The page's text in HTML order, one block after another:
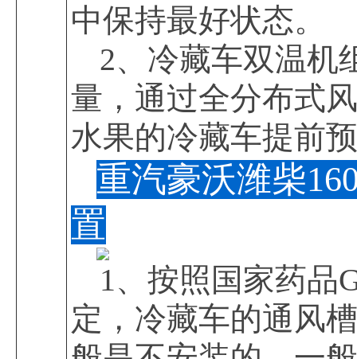
中保持最好状态。
2、冷藏车双温机
量，通过全分布式
水果的冷藏车提前
重汽豪沃潍柴
置
1、按照国家药品
定，冷藏车的通风